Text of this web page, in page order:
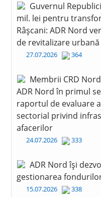
Guvernul
mil. lei pentru
Râșcani: ADR Nord
de revitalizare urbană
27.07.2026 364
Membrii CRD
ADR Nord în primul
raportul de evaluare
sectorial privind
afacerilor
24.07.2026 333
ADR Nord își
gestionarea
15.07.2026 338